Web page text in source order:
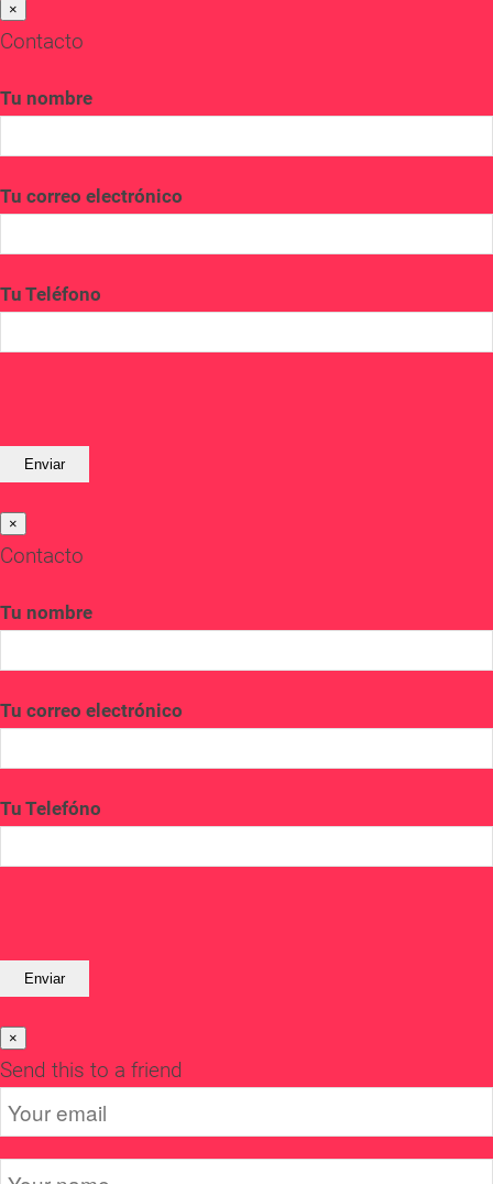
×
Contacto
Tu nombre
Tu correo electrónico
Tu Teléfono
×
Contacto
Tu nombre
Tu correo electrónico
Tu Telefóno
×
Send this to a friend